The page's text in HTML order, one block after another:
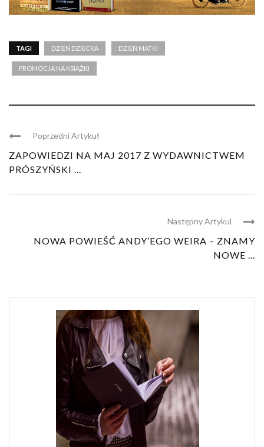
TAGI DZIEŃ DZIECKA DZIEŃ MATKI
PROMOCJA NA KSIĄŻKI
Poprzedni Artykuł
ZAPOWIEDZI NA MAJ 2017 Z WYDAWNICTWEM
PRÓSZYŃSKI ...
Następny Artykul
NOWA POWIEŚĆ ANDY’EGO WEIRA – ZNAMY
NOWE ...